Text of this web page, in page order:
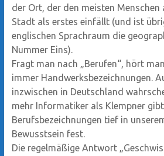
der Ort, der den meisten
Stadt als erstes einfällt (und ist
englischen Sprachraum die
Nummer Eins).
Fragt man nach „Berufen“, hört
immer Handwerksbezeichnungen.
inzwischen in Deutschland
mehr Informatiker als Klempner
Berufsbezeichnungen tief in
Bewusstsein fest.
Die regelmäßige Antwort